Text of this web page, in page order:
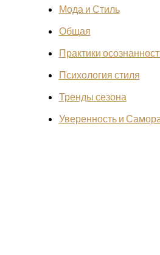
Мода и Стиль
Общая
Практики
Психология стиля
Тренды сезона
Уверенность и